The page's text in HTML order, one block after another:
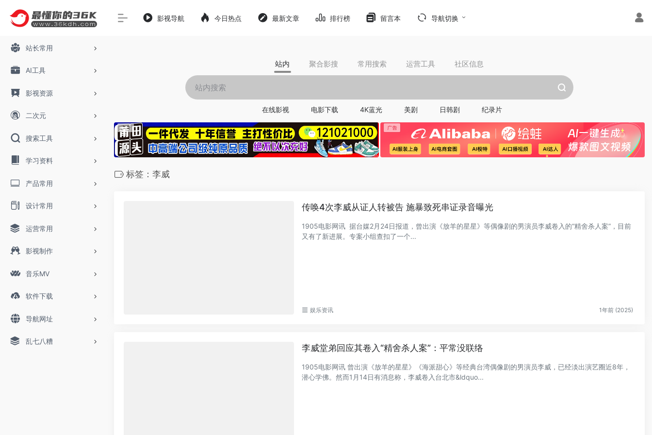
站长常用
AI工具
影视资源
二次元
搜索工具
学习资料
产品常用
设计常用
运营常用
影视制作
音乐MV
软件下载
导航网址
乱七八糟
影视导航 今日热点 最新文章 排行榜 留言本 导航切换
站内 聚合影搜 常用搜索 运营工具 社区信息
在线影视 电影下载 4K蓝光 美剧 日韩剧 纪录片
标签：李威
传唤4次李威从证人转被告 施暴致死串证录音曝光
1905电影网讯 据台媒2月24日报道，曾出演《放羊的星星》等偶像剧的男演员李威卷入的“精舍杀人案”，目前
又有了新进展。专案小组查扣了一个...
娱乐资讯 1年前 (2025)
李威堂弟回应其卷入“精舍杀人案”：平常没联络
1905电影网讯 曾出演《放羊的星星》《海派甜心》等经典台湾偶像剧的男演员李威，已经淡出演艺圈近8年，
潜心学佛。然而1月14日有消息称，李威卷入台北市&ldquo...